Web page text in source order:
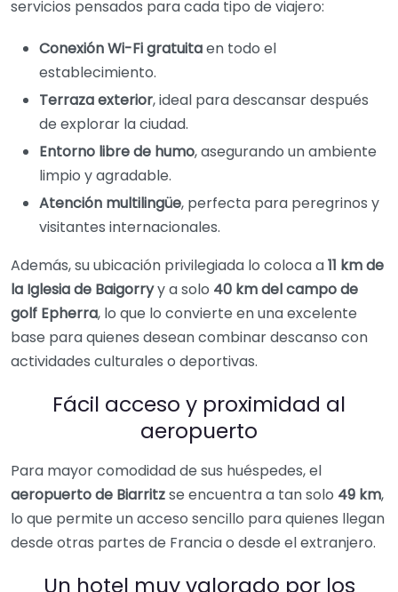
servicios pensados para cada tipo de viajero:
Conexión Wi-Fi gratuitaen todo el
establecimiento.
Terraza exterior, ideal para descansar después
de explorar la ciudad.
Entorno libre de humo, asegurando un ambiente
limpio y agradable.
Atención multilingüe, perfecta para peregrinos y
visitantes internacionales.
Además, su ubicación privilegiada lo coloca a11 km de
la Iglesia de Baigorryy a solo 40 km del campo de
golf Epherra, lo que lo convierte en una excelente
base para quienes desean combinar descanso con
actividades culturales o deportivas.
Fácil acceso y proximidad al
aeropuerto
Para mayor comodidad de sus huéspedes, el
aeropuerto de Biarritzse encuentra a tan solo 49 km,
lo que permite un acceso sencillo para quienes llegan
desde otras partes de Francia o desde el extranjero.
Un hotel muy valorado por los